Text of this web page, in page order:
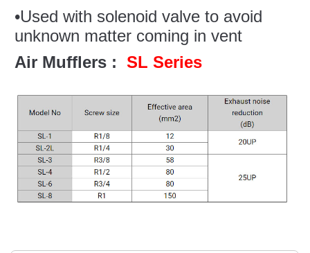
•Used with solenoid valve to avoid
unknown matter coming in vent
Air Mufflers : SL Series